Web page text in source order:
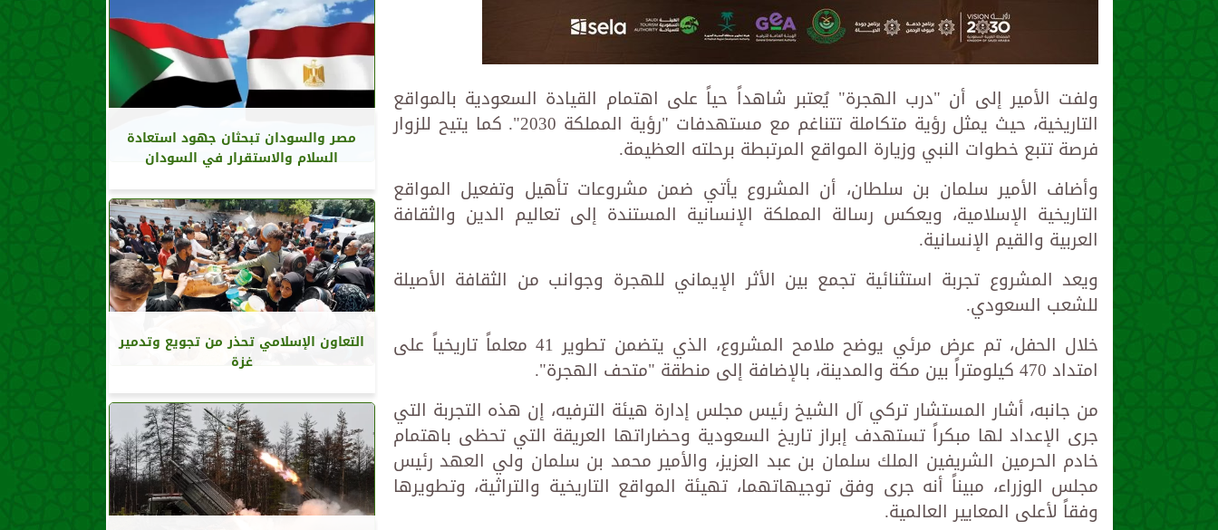
ولفت الأمير إلى أن "درب الهجرة" يُعتبر شاهداً حياً على اهتمام القيادة السعودية بالمواقع
التاريخية، حيث يمثل رؤية متكاملة تتناغم مع مستهدفات "رؤية المملكة 2030". كما يتيح للزوار
فرصة تتبع خطوات النبي وزيارة المواقع المرتبطة برحلته العظيمة.
وأضاف الأمير سلمان بن سلطان، أن المشروع يأتي ضمن مشروعات تأهيل وتفعيل المواقع
التاريخية الإسلامية، ويعكس رسالة المملكة الإنسانية المستندة إلى تعاليم الدين والثقافة
العربية والقيم الإنسانية.
ويعد المشروع تجربة استثنائية تجمع بين الأثر الإيماني للهجرة وجوانب من الثقافة الأصيلة
للشعب السعودي.
خلال الحفل، تم عرض مرئي يوضح ملامح المشروع، الذي يتضمن تطوير 41 معلماً تاريخياً على
امتداد 470 كيلومتراً بين مكة والمدينة، بالإضافة إلى منطقة "متحف الهجرة".
من جانبه، أشار المستشار تركي آل الشيخ رئيس مجلس إدارة هيئة الترفيه، إن هذه التجربة التي
جرى الإعداد لها مبكراً تستهدف إبراز تاريخ السعودية وحضاراتها العريقة التي تحظى باهتمام
خادم الحرمين الشريفين الملك سلمان بن عبد العزيز، والأمير محمد بن سلمان ولي العهد رئيس
مجلس الوزراء، مبيناً أنه جرى وفق توجيهاتهما، تهيئة المواقع التاريخية والتراثية، وتطويرها
وفقاً لأعلى المعايير العالمية.
مصر والسودان تبحثان جهود استعادة
السلام والاستقرار في السودان
التعاون الإسلامي تحذر من تجويع وتدمير
غزة